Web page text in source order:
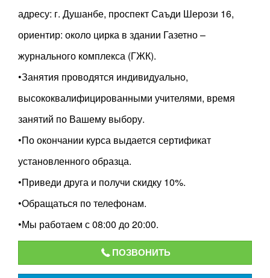
адресу: г. Душанбе, проспект Саъди Шерози 16,
ориентир: около цирка в здании Газетно –
журнального комплекса (ГЖК).
•Занятия проводятся индивидуально,
высококвалифицированными учителями, время
занятий по Вашему выбору.
•По окончании курса выдается сертификат
установленного образца.
•Приведи друга и получи скидку 10%.
•Обращаться по телефонам.
•Мы работаем с 08:00 до 20:00.
ПОЗВОНИТЬ